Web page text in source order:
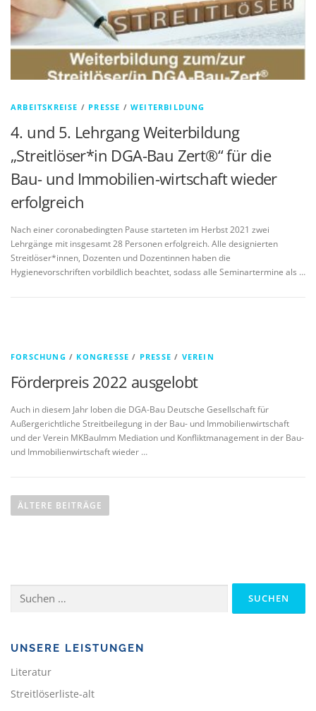
ARBEITSKREISE / PRESSE /WEITERBILDUNG
4. und 5. Lehrgang Weiterbildung
„Streitlöser*in DGA-Bau Zert®“ für die
Bau- und Immobilien-wirtschaft wieder
erfolgreich
Nach einer coronabedingten Pause starteten im Herbst 2021 zwei
Lehrgänge mit insgesamt 28 Personen erfolgreich. Alle designierten
Streitlöser*innen, Dozenten und Dozentinnen haben die
Hygienevorschriften vorbildlich beachtet, sodass alle Seminartermine als …
FORSCHUNG / KONGRESSE / PRESSE / VEREIN
Förderpreis 2022 ausgelobt
Auch in diesem Jahr loben die DGA-Bau Deutsche Gesellschaft für
Außergerichtliche Streitbeilegung in der Bau- und Immobilienwirtschaft
und der Verein MKBauImm Mediation und Konfliktmanagement in der Bau-
und Immobilienwirtschaft wieder …
i
g
v
i
g
ÄLTERE BEITRÄGE
nach:
UNSERE LEISTUNGEN
Literatur
Streitlöserliste-alt